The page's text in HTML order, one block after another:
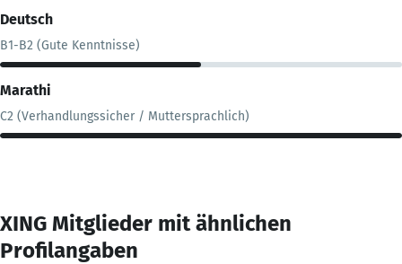
Deutsch
B1-B2 (Gute Kenntnisse)
Marathi
C2 (Verhandlungssicher / Muttersprachlich)
XING Mitglieder mit ähnlichen
Profilangaben